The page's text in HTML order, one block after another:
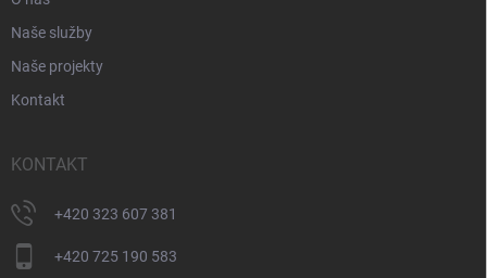
Naše služby
Naše projekty
Kontakt
KONTAKT
+420 323 607 381
+420 725 190 583